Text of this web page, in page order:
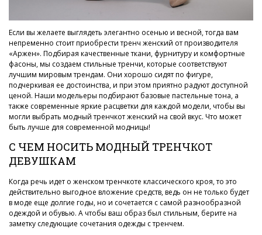
Если вы желаете выглядеть элегантно осенью и весной, тогда вам
непременно стоит приобрести тренч женский от производителя
«Аржен». Подбирая качественные ткани, фурнитуру и комфортные
фасоны, мы создаем стильные тренчи, которые соответствуют
лучшим мировым трендам. Они хорошо сидят по фигуре,
подчеркивая ее достоинства, и при этом приятно радуют доступной
ценой. Наши модельеры подбирают базовые пастельные тона, а
также современные яркие расцветки для каждой модели, чтобы вы
могли выбрать модный тренчкот женский на свой вкус. Что может
быть лучше для современной модницы!
С ЧЕМ НОСИТЬ МОДНЫЙ ТРЕНЧКОТ
ДЕВУШКАМ
Когда речь идет о женском тренчкоте классического кроя, то это
действительно выгодное вложение средств, ведь он не только будет
в моде еще долгие годы, но и сочетается с самой разнообразной
одеждой и обувью. А чтобы ваш образ был стильным, берите на
заметку следующие сочетания одежды с тренчем.